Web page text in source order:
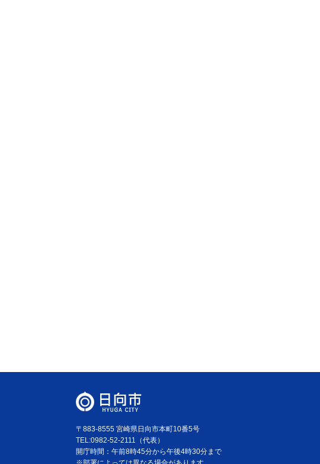
〒883-8555 宮崎県日向市本町10番5号
TEL:0982-52-2111（代表）
開庁時間：午前8時45分から午後4時30分まで